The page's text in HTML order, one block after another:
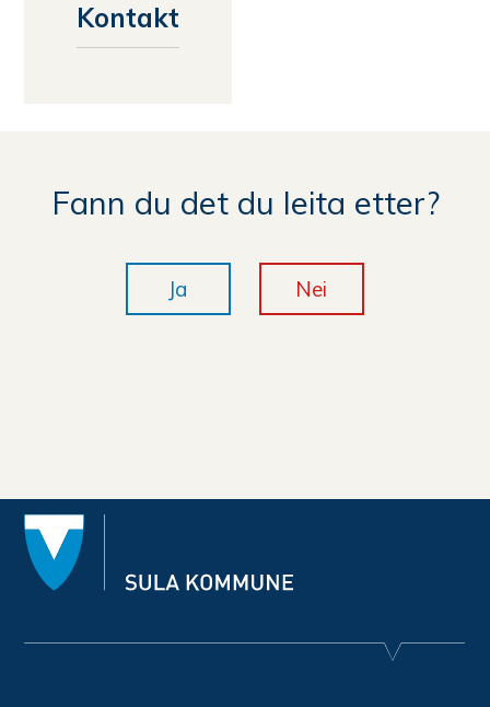
Kontakt
Fann du det du leita etter?
Ja Nei